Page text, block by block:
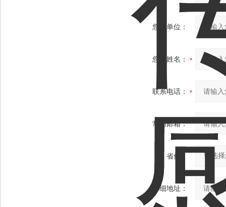
您的单位：
您的姓名：
联系电话：
常用邮箱：
省份：
详细地址：